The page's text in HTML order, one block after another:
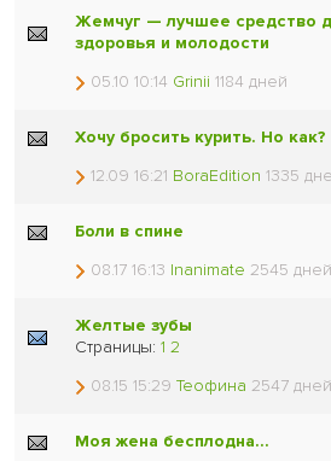
Жемчуг — лучшее средство
здоровья и молодости
05.10 10:14 Grinii 1184 дней
Хочу бросить курить. Но как?
12.09 16:21 BoraEdition 1335
Боли в спине
08.17 16:13 Inanimate 2545 дней
Желтые зубы
Страницы:1 2
08.15 15:29 Теофина 2547 дней
Моя жена бесплодна...